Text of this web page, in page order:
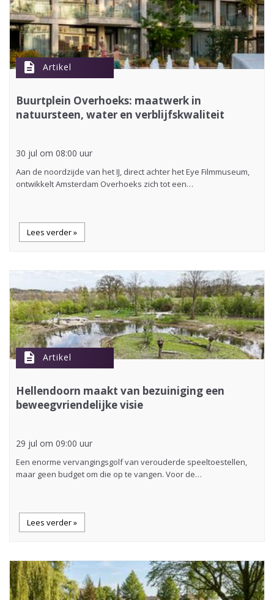
description Artikel
Buurtplein Overhoeks: maatwerk in
natuursteen, water en verblijfskwaliteit
30 jul om 08:00 uur
Aan de noordzijde van het IJ, direct achter het Eye Filmmuseum,
ontwikkelt Amsterdam Overhoeks zich tot een…
Lees verder »
description Artikel
Hellendoorn maakt van bezuiniging een
beweegvriendelijke visie
29 jul om 09:00 uur
Een enorme vervangingsgolf van verouderde speeltoestellen,
maar geen budget om die op te vangen. Voor de…
Lees verder »